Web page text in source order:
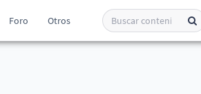
Foro Otros